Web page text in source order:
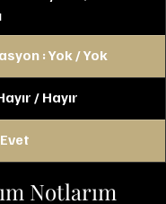
: Yok / Yok
/ Hayır
Notlarım